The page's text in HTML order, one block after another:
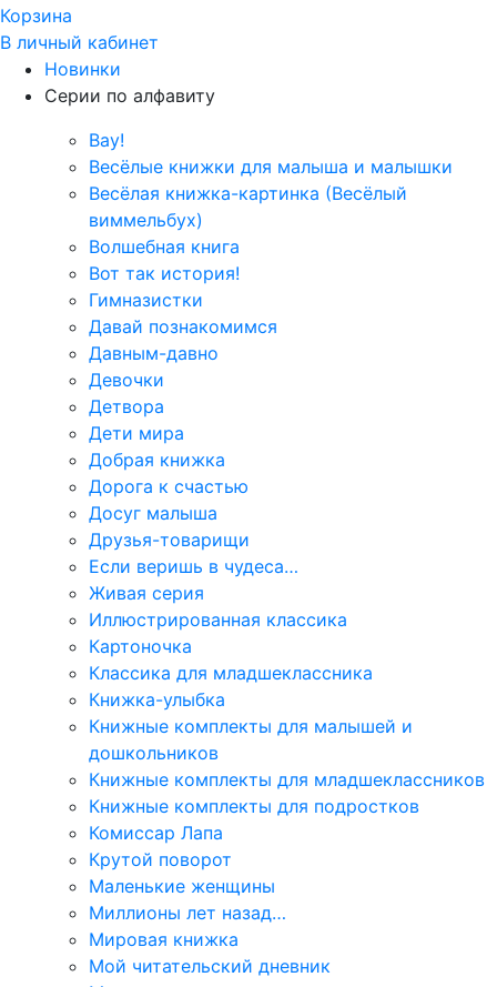
Корзина
В личный кабинет
Новинки
Серии по алфавиту
Вау!
Весёлые книжки для малыша и малышки
Весёлая книжка-картинка (Весёлый
виммельбух)
Волшебная книга
Вот так история!
Гимназистки
Давай познакомимся
Давным-давно
Девочки
Детвора
Дети мира
Добрая книжка
Дорога к счастью
Досуг малыша
Друзья-товарищи
Если веришь в чудеса…
Живая серия
Иллюстрированная классика
Картоночка
Классика для младшеклассника
Книжка-улыбка
Книжные комплекты для малышей и
дошкольников
Книжные комплекты для младшеклассников
Книжные комплекты для подростков
Комиссар Лапа
Крутой поворот
Маленькие женщины
Миллионы лет назад…
Мировая книжка
Мой читательский дневник